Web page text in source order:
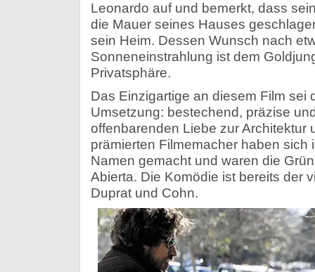
Leonardo auf und bemerkt, dass
die Mauer seines Hauses
sein Heim. Dessen Wunsch nach
Sonneneinstrahlung ist dem
Privatsphäre.
Das Einzigartige an diesem Film sei
Umsetzung: bestechend, präzise
offenbarenden Liebe zur Architektur
prämierten Filmemacher haben sich
Namen gemacht und waren die
Abierta. Die Komödie ist bereits der
Duprat und Cohn.